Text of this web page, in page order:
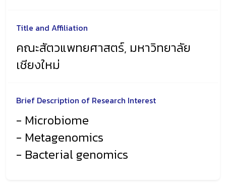
Title and Affiliation
คณะสัตวแพทยศาสตร์, มหาวิทยาลัย
เชียงใหม่
Brief Description of Research Interest
- Microbiome
- Metagenomics
- Bacterial genomics